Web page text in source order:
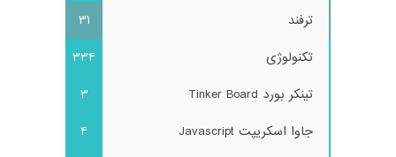
ترفند
31
تکنولوژی
334
تینکر بورد Tinker Board
3
جاوا اسکریپت Javascript
4